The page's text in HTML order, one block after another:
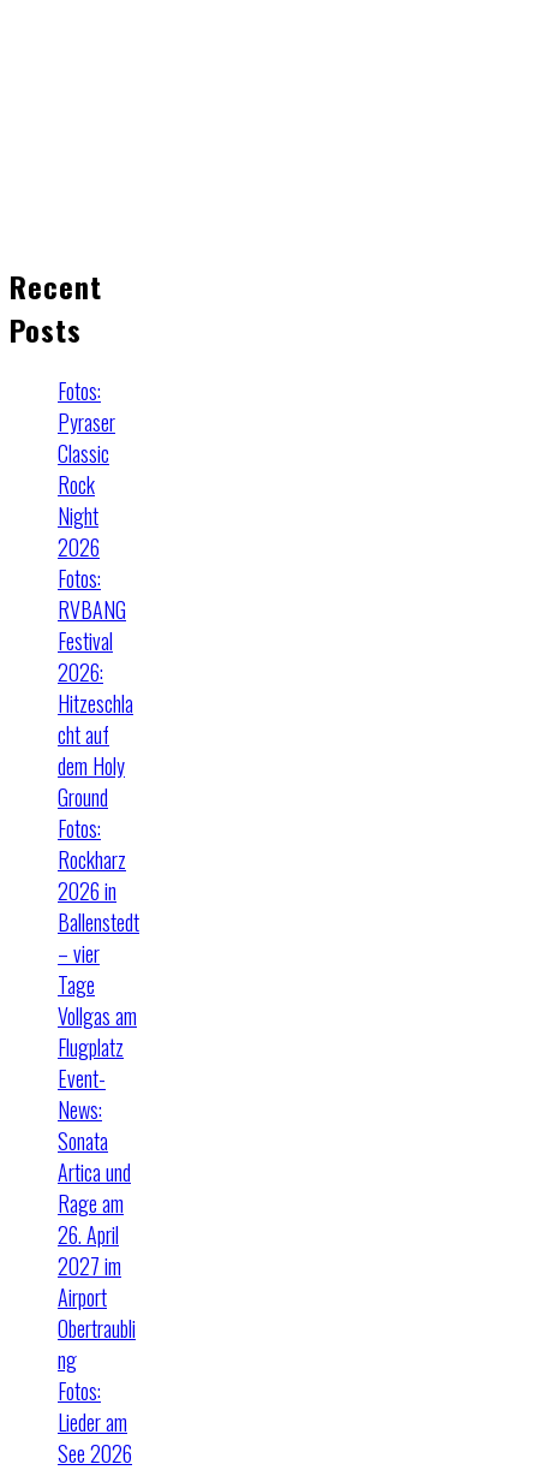
Recent
Posts
Fotos:
Pyraser
Classic
Rock
Night
2026
Fotos:
RVBANG
Festival
2026:
Hitzeschla
cht auf
dem Holy
Ground
Fotos:
Rockharz
2026 in
Ballenstedt
– vier
Tage
Vollgas am
Flugplatz
Event-
News:
Sonata
Artica und
Rage am
26. April
2027 im
Airport
Obertraubli
ng
Fotos:
Lieder am
See 2026